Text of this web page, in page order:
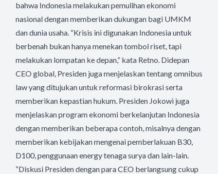
bahwa Indonesia melakukan pemulihan ekonomi
nasional dengan memberikan dukungan bagi UMKM
dan dunia usaha. “Krisis ini digunakan Indonesia untuk
berbenah bukan hanya menekan tombol riset, tapi
melakukan lompatan ke depan,” kata Retno. Didepan
CEO global, Presiden juga menjelaskan tentang omnibus
law yang ditujukan untuk reformasi birokrasi serta
memberikan kepastian hukum. Presiden Jokowi juga
menjelaskan program ekonomi berkelanjutan Indonesia
dengan memberikan beberapa contoh, misalnya dengan
memberikan kebijakan mengenai pemberlakuan B30,
D100, penggunaan energy tenaga surya dan lain-lain.
“Diskusi Presiden dengan para CEO berlangsung cukup